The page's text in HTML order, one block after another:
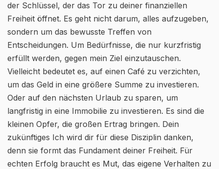
der Schlüssel, der das Tor zu deiner finanziellen
Freiheit öffnet. Es geht nicht darum, alles aufzugeben,
sondern um das bewusste Treffen von
Entscheidungen. Um Bedürfnisse, die nur kurzfristig
erfüllt werden, gegen mein Ziel einzutauschen.
Vielleicht bedeutet es, auf einen Café zu verzichten,
um das Geld in eine größere Summe zu investieren.
Oder auf den nächsten Urlaub zu sparen, um
langfristig in eine Immobilie zu investieren. Es sind die
kleinen Opfer, die großen Ertrag bringen. Dein
zukünftiges Ich wird dir für diese Disziplin danken,
denn sie formt das Fundament deiner Freiheit. Für
echten Erfolg braucht es Mut, das eigene Verhalten zu